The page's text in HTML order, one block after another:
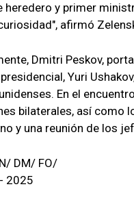
heredero y primer
afirmó
Dmitri Peskov,
Yuri
En el
bilaterales, así como
y una reunión de los
DM/ FO/
2025